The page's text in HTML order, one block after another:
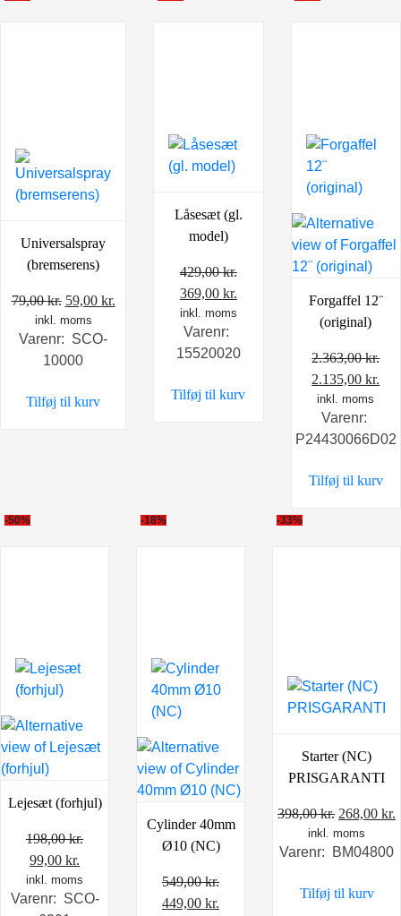
Universalspray
(bremserens)
79,00kr. Den
oprindelige
pris
var:
59,00 kr.
inkl. moms
Varenr: SCO-
10000
Tilføj til kurv
Låsesæt (gl.
model)
429,00kr.
Den
oprindelige
pris
var:
369,00 kr.
aktuelle
er:
inkl. moms
Varenr:
15520020
Tilføj til kurv
Forgaffel 12¨
(original)
2.363,00kr.
Den
oprindelige
pris
var:
2.135,00kr.
er:
inkl. moms
Varenr:
P24430066D02
Tilføj til kurv
-50%
Lejesæt (forhjul)
198,00kr.
Den
oprindelige
pris
99,00 kr.
aktuelle
pris
inkl. moms
Varenr: SCO-
-18%
Cylinder 40mm
Ø10 (NC)
549,00kr.
Den
449,00 kr.
-33%
Starter (NC)
PRISGARANTI
398,00kr. Den
pris
398,00
268,00 kr.
inkl. moms
Varenr: BM04800
Tilføj til kurv